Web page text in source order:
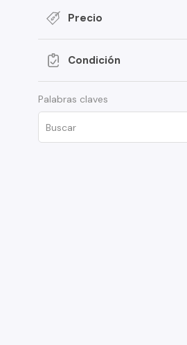
Precio
Condición
Palabras claves